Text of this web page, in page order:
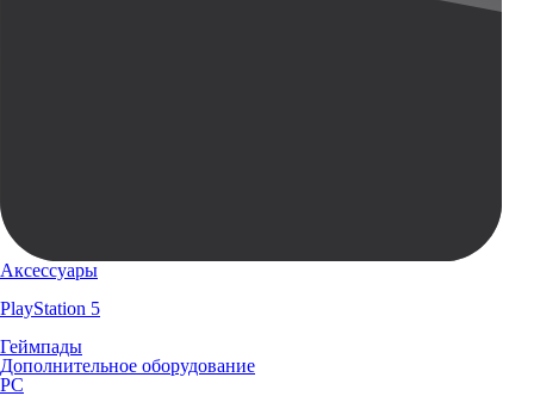
Аксессуары
PlayStation 5
Геймпады
Дополнительное оборудование
PC